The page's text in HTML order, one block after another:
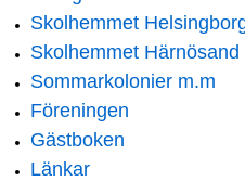
Skolhemmet
Skolhemmet Härnösand
Sommarkolonier m.m
Föreningen
Gästboken
Länkar